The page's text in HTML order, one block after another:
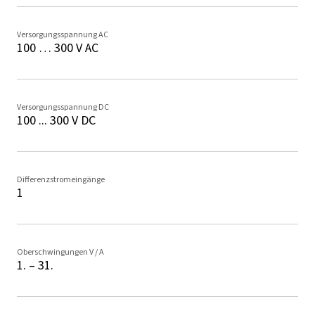
Versorgungsspannung AC
100 … 300 V AC
Versorgungsspannung DC
100 ... 300 V DC
Differenzstromeingänge
1
Oberschwingungen V / A
1. – 31.